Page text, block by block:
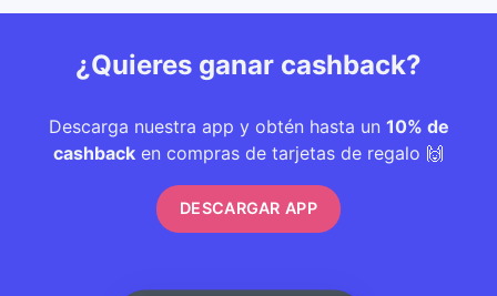
¿Quieres ganar cashback?
Descarga nuestra app y obtén hasta un 10% de
cashback en compras de tarjetas de regalo 🙌
DESCARGAR APP